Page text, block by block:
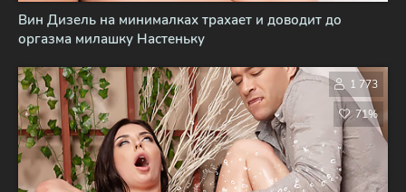
Вин Дизель на минималках трахает и доводит до
оргазма милашку Настеньку
1 773
71%